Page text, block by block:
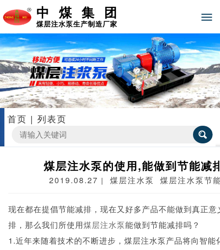
中煤集团
煤层注水泵生产制造厂家
首页 | 列表页
煤层注水泵的使用,能做到节能减
2019.08.27 | 煤层注水泵 煤层注水泵节
现在都在提倡节能减排，现在又好多产品不能做到真正
排，那么我们所使用煤层注水泵能做到节能减排吗？
1.近年来随着技术的不断进步，煤层注水泵产品将向智能